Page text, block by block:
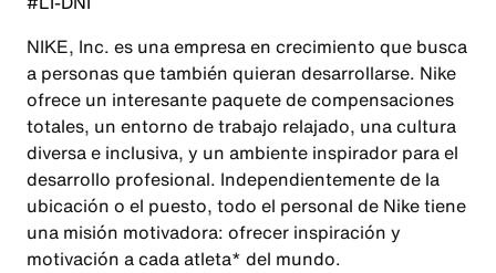
NIKE, Inc. es una empresa en crecimiento que busca
a personas que también quieran desarrollarse. Nike
ofrece un interesante paquete de compensaciones
totales, un entorno de trabajo relajado, una cultura
diversa e inclusiva, y un ambiente inspirador para el
desarrollo profesional. Independientemente de la
ubicación o el puesto, todo el personal de Nike tiene
una misión motivadora: ofrecer inspiración y
motivación a cada atleta* del mundo.